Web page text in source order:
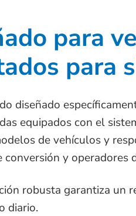
para
para
diseñado
equipados con el
de vehículos y
conversión y operadores
robusta garantiza un
diario.